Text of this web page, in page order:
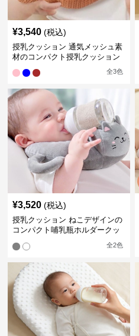
¥3,540 (税込)
授乳クッション 通気メッシュ素
材のコンパクト授乳クッション
全3色
¥3,520 (税込)
授乳クッション ねこデザインの
コンパクト哺乳瓶ホルダークッ
全2色